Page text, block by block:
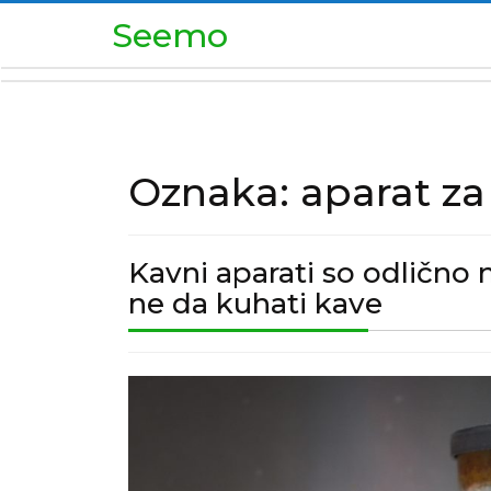
Seemo
Oznaka: aparat
Kavni aparati so odlično
ne da kuhati kave
aparati